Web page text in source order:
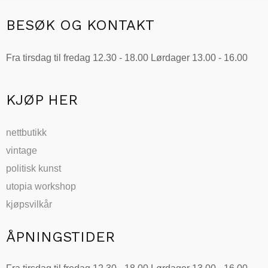
Alternativene
velges
BESØK OG KONTAKT
Fra tirsdag til fredag 12.30 - 18.00 Lørdager 13.00 - 16.00
KJØP HER
nettbutikk
vintage
politisk kunst
utopia workshop
kjøpsvilkår
ÅPNINGSTIDER